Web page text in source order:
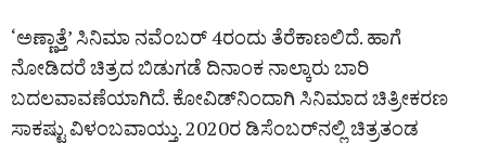
‘ಅಣ್ಣಾತ್ತೆ’ ಸಿನಿಮಾ ನವೆಂಬರ್‌ 4ರಂದು ತೆರೆಕಾಣಲಿದೆ. ಹಾಗೆ
ನೋಡಿದರೆ ಚಿತ್ರದ ಬಿಡುಗಡೆ ದಿನಾಂಕ ನಾಲ್ಕಾರು ಬಾರಿ
ಬದಲವಾವಣೆಯಾಗಿದೆ. ಕೋವಿಡ್‌ನಿಂದಾಗಿ ಸಿನಿಮಾದ ಚಿತ್ರೀಕರಣ
ಸಾಕಷ್ಟು ವಿಳಂಬವಾಯ್ತು. 2020ರ ಡಿಸೆಂಬರ್‌ನಲ್ಲಿ ಚಿತ್ರತಂಡ